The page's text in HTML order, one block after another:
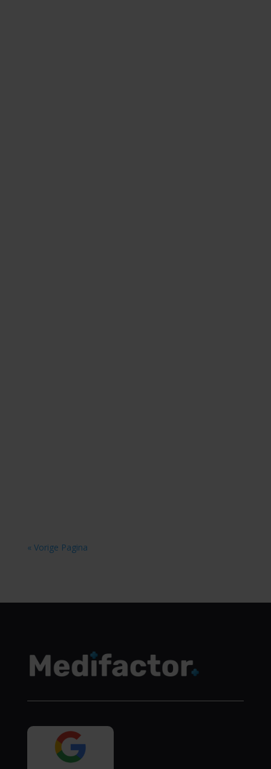
« Vorige Pagina